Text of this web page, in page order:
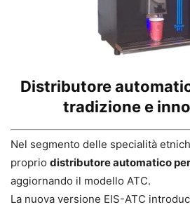
Distributore
tradizione e
Nel segmento delle specialità
proprio distributore automatico
aggiornando il modello ATC.
La nuova versione EIS-ATC